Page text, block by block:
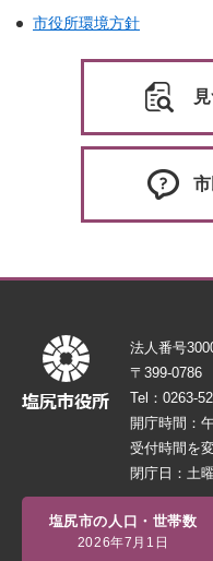
市役所環境方針
法人番号
〒399-0786
Tel：0263-
開庁時間：
受付時間を
閉庁日：土
塩尻市の人口・世帯数
2026年7月1日